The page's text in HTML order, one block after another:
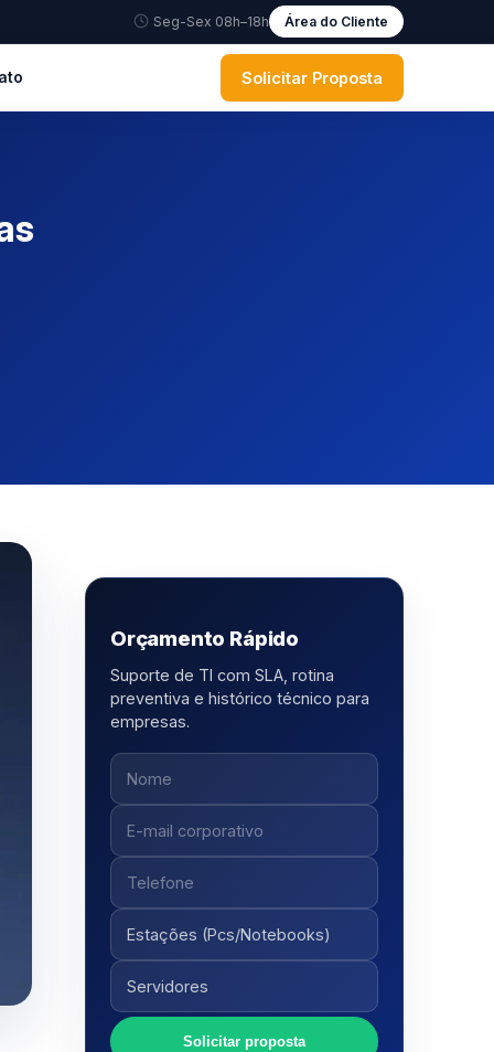
Seg-Sex 08h–18h Área do Cliente
Solicitar Proposta
Orçamento Rápido
Suporte de TI com SLA, rotina
preventiva e histórico técnico para
empresas.
Solicitar proposta